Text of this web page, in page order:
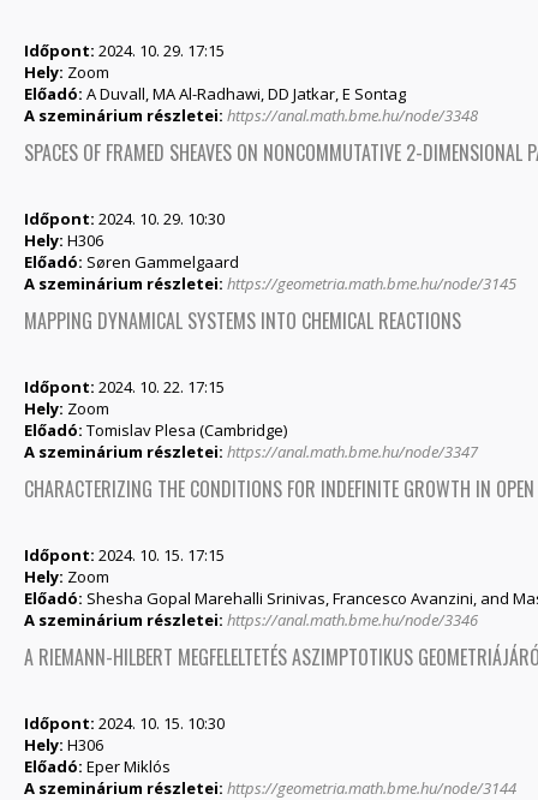
Időpont: 2024. 10. 29. 17:15
Hely: Zoom
Előadó: A Duvall, MA Al-Radhawi, DD Jatkar, E Sontag
A szeminárium részletei: https://anal.math.bme.hu/node/3348
SPACES OF FRAMED SHEAVES ON NONCOMMUTATIVE 2-DIMENSIONAL
Időpont: 2024. 10. 29. 10:30
Hely: H306
Előadó: Søren Gammelgaard
A szeminárium részletei: https://geometria.math.bme.hu/node/3145
MAPPING DYNAMICAL SYSTEMS INTO CHEMICAL REACTIONS
Időpont: 2024. 10. 22. 17:15
Hely: Zoom
Előadó: Tomislav Plesa (Cambridge)
A szeminárium részletei: https://anal.math.bme.hu/node/3347
CHARACTERIZING THE CONDITIONS FOR INDEFINITE GROWTH IN
Időpont: 2024. 10. 15. 17:15
Hely: Zoom
Előadó: Shesha Gopal Marehalli Srinivas, Francesco Avanzini, and
A szeminárium részletei: https://anal.math.bme.hu/node/3346
A RIEMANN-HILBERT MEGFELELTETÉS ASZIMPTOTIKUS
Időpont: 2024. 10. 15. 10:30
Hely: H306
Előadó: Eper Miklós
A szeminárium részletei: https://geometria.math.bme.hu/node/3144